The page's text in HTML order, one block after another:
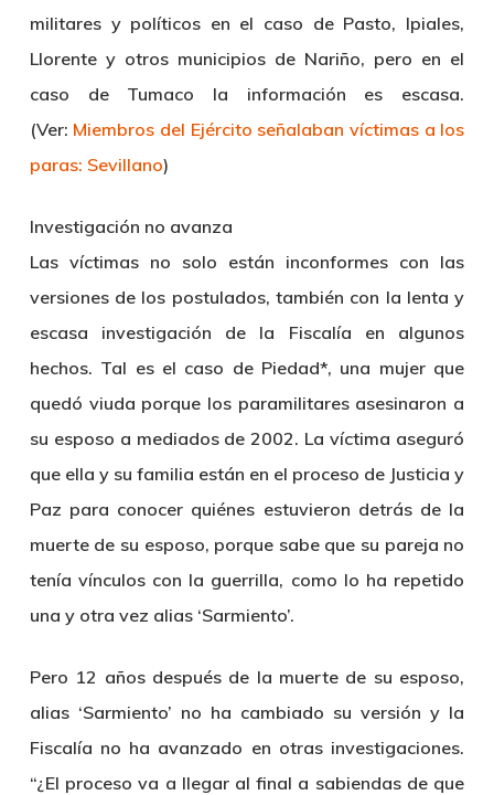
militares y políticos en el caso de Pasto, Ipiales,
Llorente y otros municipios de Nariño, pero en el
caso de Tumaco la información es escasa.
(Ver: Miembros del Ejército señalaban víctimas a los
paras: Sevillano)
Investigación no avanza
Las víctimas no solo están inconformes con las
versiones de los postulados, también con la lenta y
escasa investigación de la Fiscalía en algunos
hechos. Tal es el caso de Piedad*, una mujer que
quedó viuda porque los paramilitares asesinaron a
su esposo a mediados de 2002. La víctima aseguró
que ella y su familia están en el proceso de Justicia y
Paz para conocer quiénes estuvieron detrás de la
muerte de su esposo, porque sabe que su pareja no
tenía vínculos con la guerrilla, como lo ha repetido
una y otra vez alias ‘Sarmiento’.
Pero 12 años después de la muerte de su esposo,
alias ‘Sarmiento’ no ha cambiado su versión y la
Fiscalía no ha avanzado en otras investigaciones.
“¿El proceso va a llegar al final a sabiendas de que